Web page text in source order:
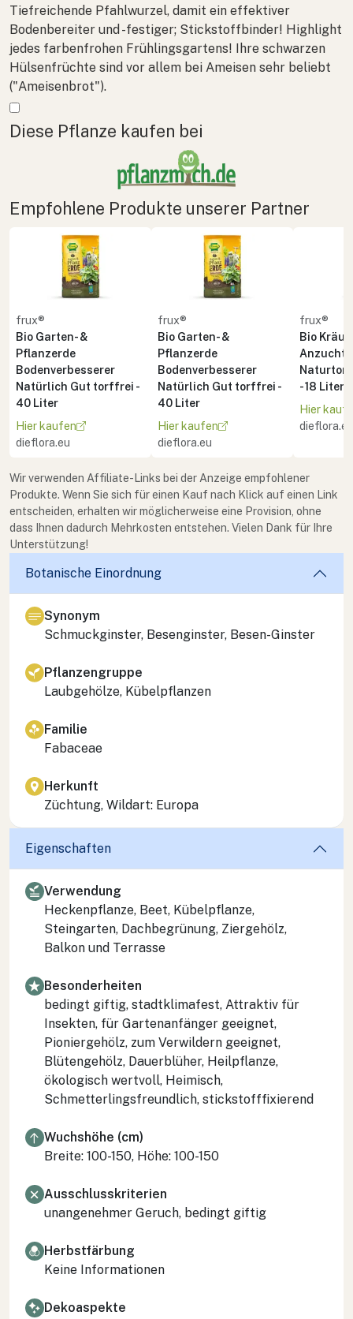
Tiefreichende Pfahlwurzel, damit ein effektiver
Bodenbereiter und -festiger; Stickstoffbinder! Highlight
jedes farbenfrohen Frühlingsgartens! Ihre schwarzen
Hülsenfrüchte sind vor allem bei Ameisen sehr beliebt
("Ameisenbrot").
Mehr anzeigen
Diese Pflanze kaufen bei
Empfohlene Produkte unserer Partner
frux®
Bio Garten- &
Pflanzerde
Bodenverbesserer
Natürlich Gut torffrei -
40 Liter
Hier kaufen
dieflora.eu
frux®
Bio Garten- &
Pflanzerde
Bodenverbesserer
Natürlich Gut torffrei -
40 Liter
Hier kaufen
dieflora.eu
frux®
Bio
Naturton
- 18 Liter
Hier
dieflora.eu
Wir verwenden Affiliate-Links bei der Anzeige empfohlener
Produkte. Wenn Sie sich für einen Kauf nach Klick auf einen Link
entscheiden, erhalten wir möglicherweise eine Provision, ohne
dass Ihnen dadurch Mehrkosten entstehen. Vielen Dank für Ihre
Unterstützung!
Botanische Einordnung
Synonym
Schmuckginster, Besenginster, Besen-Ginster
Pflanzengruppe
Laubgehölze, Kübelpflanzen
Familie
Fabaceae
Herkunft
Züchtung, Wildart: Europa
Eigenschaften
Verwendung
Heckenpflanze, Beet, Kübelpflanze,
Steingarten, Dachbegrünung, Ziergehölz,
Balkon und Terrasse
Besonderheiten
bedingt giftig, stadtklimafest, Attraktiv für
Insekten, für Gartenanfänger geeignet,
Pioniergehölz, zum Verwildern geeignet,
Blütengehölz, Dauerblüher, Heilpflanze,
ökologisch wertvoll, Heimisch,
Schmetterlingsfreundlich, stickstofffixierend
Wuchshöhe (cm)
Breite: 100-150, Höhe: 100-150
Ausschlusskriterien
unangenehmer Geruch, bedingt giftig
Herbstfärbung
Keine Informationen
Dekoaspekte